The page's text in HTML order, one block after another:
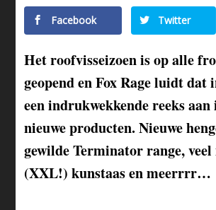
Facebook Twitter
Het roofvisseizoen is op alle
geopend en Fox Rage luidt dat
een indrukwekkende reeks aan
nieuwe producten. Nieuwe
gewilde Terminator range, veel
(XXL!) kunstaas en meerrrr…